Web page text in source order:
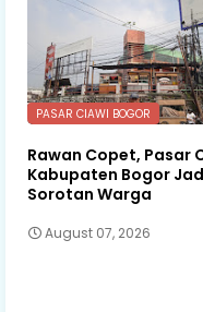
PASAR CIAWI BOGOR
Rawan Copet, Pasar
Kabupaten Bogor
Sorotan Warga
August 07, 2026